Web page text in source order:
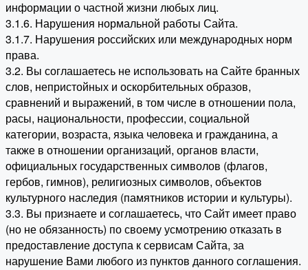
информации о частной жизни любых лиц.
3.1.6. Нарушения нормальной работы Сайта.
3.1.7. Нарушения российских или международных норм
права.
3.2. Вы соглашаетесь не использовать на Сайте бранных
слов, непристойных и оскорбительных образов,
сравнений и выражений, в том числе в отношении пола,
расы, национальности, профессии, социальной
категории, возраста, языка человека и гражданина, а
также в отношении организаций, органов власти,
официальных государственных символов (флагов,
гербов, гимнов), религиозных символов, объектов
культурного наследия (памятников истории и культуры).
3.3. Вы признаете и соглашаетесь, что Сайт имеет право
(но не обязанность) по своему усмотрению отказать в
предоставление доступа к сервисам Сайта, за
нарушение Вами любого из пунктов данного соглашения.